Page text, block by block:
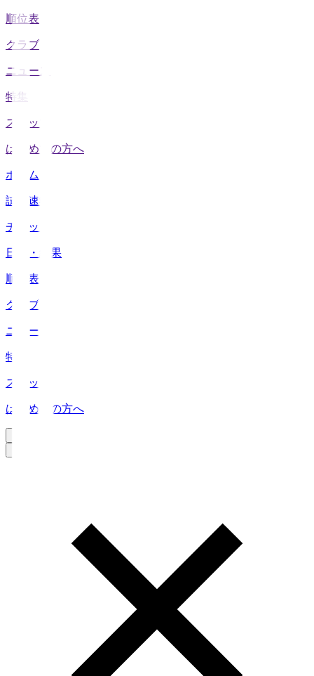
順位表
クラブ
ニュース
特集
スタッツ
はじめての方へ
ホーム
試合速報
チケット
日程・結果
順位表
クラブ
ニュース
特集
スタッツ
はじめての方へ